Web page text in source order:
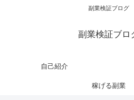
副業検証ブログ
副業検証ブロ
自己紹介
稼げる副業